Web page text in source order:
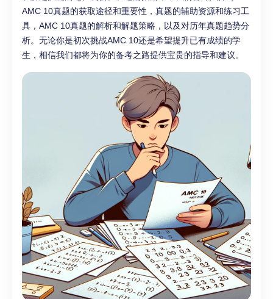
AMC 10真题的获取途径和重要性，真题的辅助资源和练习工
具，AMC 10真题的解析和解题策略，以及对历年真题趋势分
析。无论你是初次挑战AMC 10还是希望提升已有成绩的学
生，相信我们都将为你的备考之路提供宝贵的指导和建议。